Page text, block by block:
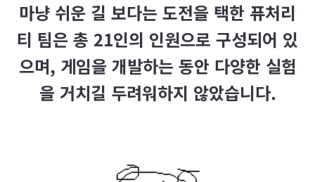
마냥 쉬운 길 보다는 도전을 택한 퓨처리
티 팀은 총 21인의 인원으로 구성되어 있
으며, 게임을 개발하는 동안 다양한 실험
을 거치길 두려워하지 않았습니다.